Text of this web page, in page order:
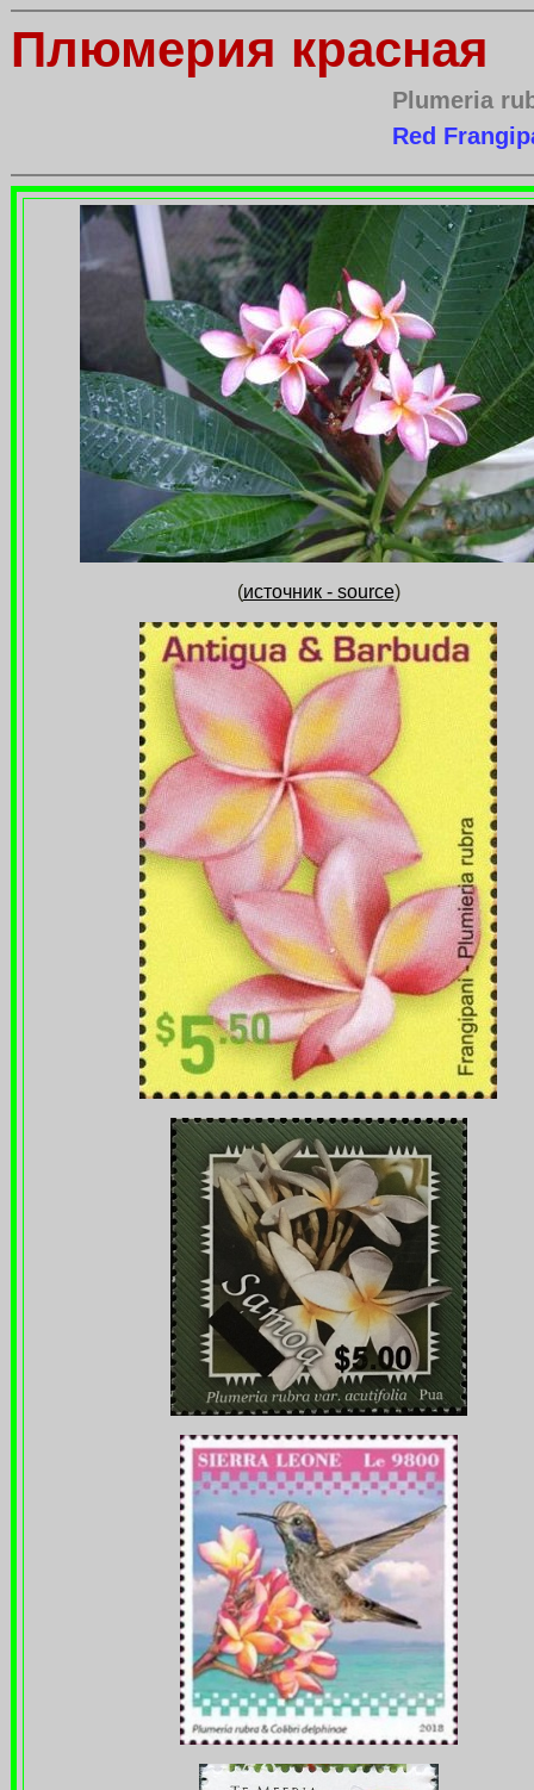
Плюмерия красная
Plumeria
Red
(источник - source)